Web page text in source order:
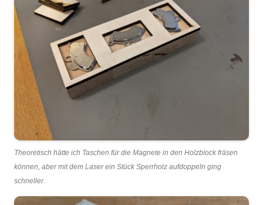
Theoretisch hätte ich Taschen für die Magnete in den Holzblock fräsen
können, aber mit dem Laser ein Stück Sperrholz aufdoppeln ging
schneller.